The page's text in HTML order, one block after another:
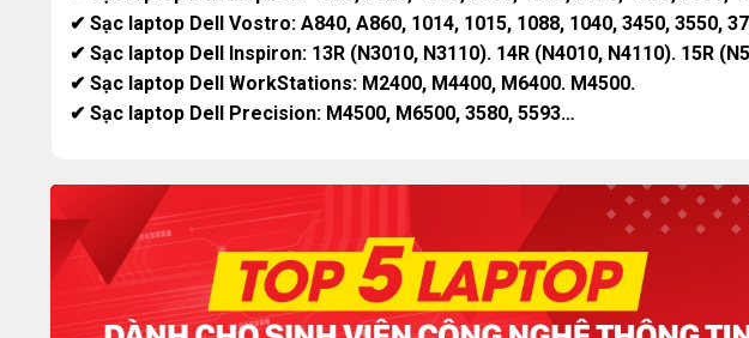
✔ Sạc laptop Dell Vostro: A840, A860, 1014, 1015, 1088, 1040, 3450, 3550,
✔ Sạc laptop Dell Inspiron: 13R (N3010, N3110). 14R (N4010, N4110). 15R
✔ Sạc laptop Dell WorkStations: M2400, M4400, M6400. M4500.
✔ Sạc laptop Dell Precision: M4500, M6500, 3580, 5593…